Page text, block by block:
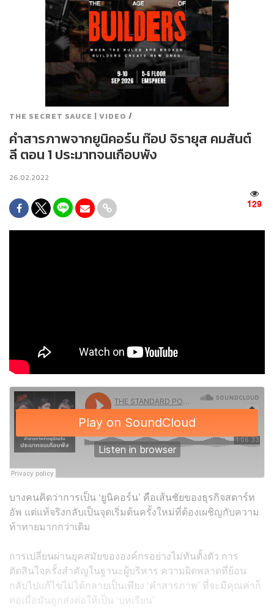
THE SECRET SAUCE | VIDEO /
คำสารภาพจากยูนิคอร์น ท๊อป จิรายุส คมสันต์
ลี ตอน 1 ประมาทจนเกือบพัง
26.02.2022
129
บางคนคิดว่าการเป็น ‘ยูนิคอร์น’ คือเส้นชัยของธุรกิจสตาร์ท
อัพ แต่แท้จริงกลับเป็นจุดเริ่มต้นครั้งใหม่ที่ต้องเผชิญกับความ
ท้าทายมากกว่าเดิม
การเปลี่ยนผ่านยุคสมัยขององค์กรอย่างไม่ทันตั้งตัว การ
ตัดสินใจครั้งสำคัญในฐานะผู้บริหาร ความผิดพลาดที่ย้อน
กลับไปแก้ไขไม่ได้กลายเป็นเพียง ‘คำสารภาพ’ ที่จะมีคุณค่าก็
ต่อเมื่อมันถูกส่งต่อให้เป็น ‘บทเรียน’